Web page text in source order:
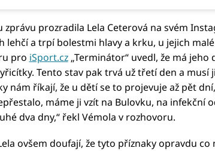
zprávu prozradila Lela Ceterová na svém
lehčí a trpí bolestmi hlavy a krku, u jejich
pro iSport.cz„Terminátor“ uvedl, že má jeho
Tento stav pak trvá už třetí den a musí
nám říkají, že u dětí se to projevuje až pět
máme ji vzít na Bulovku, na infekční
dva dny,“ řekl Vémola v rozhovoru.
ovšem doufají, že tyto příznaky opravdu co